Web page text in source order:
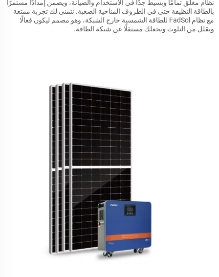
نظام مغلق تمامًا وبسيط جدًا في الاستخدام والصيانة، ويضمن إمدادًا مستمرًا
بالطاقة النظيفة حتى في الظروف المناخية الصعبة. نتمنى لك تجربة ممتعة
مع نظام FadSol للطاقة الشمسية خارج الشبكة، وهو مصمم ليكون فعالًا
ويقلل من التلوث ويجعلك مستقلًا عن شبكة الطاقة.